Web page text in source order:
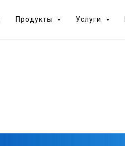
Продукты Услуги